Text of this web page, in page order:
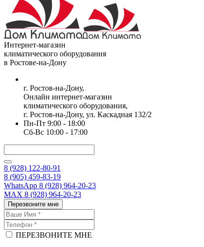
Интернет-магазин
климатического оборудования
в Ростове-на-Дону
г. Ростов-на-Дону,
Онлайн интернет-магазин
климатического оборудования,
г. Ростов-на-Дону, ул. Каскадная 132/2
Пн-Пт 9:00 - 18:00
Сб-Вс 10:00 - 17:00
8 (928) 122-80-91
8 (905) 459-83-19
WhatsApp 8 (928) 964-20-23
MAX 8 (928) 964-20-23
Перезвоните мне
ПЕРЕЗВОНИТЕ МНЕ